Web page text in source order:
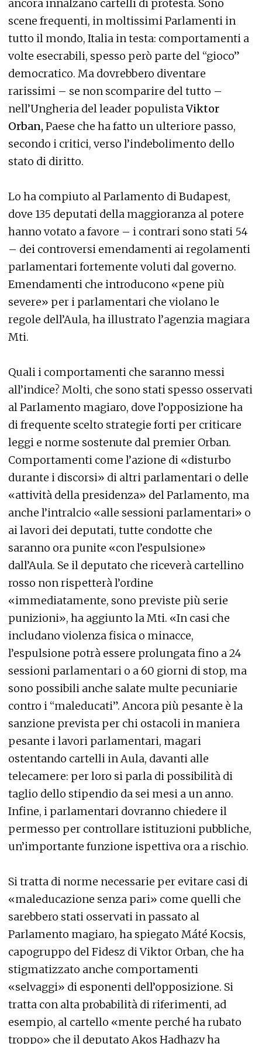
ancora innalzano cartelli di protesta. Sono
scene frequenti, in moltissimi Parlamenti in
tutto il mondo, Italia in testa: comportamenti a
volte esecrabili, spesso però parte del “gioco”
democratico. Ma dovrebbero diventare
rarissimi – se non scomparire del tutto –
nell’Ungheria del leader populistaViktor
Orban, Paese che ha fatto un ulteriore passo,
secondo i critici, verso l’indebolimento dello
stato di diritto.
Lo ha compiuto al Parlamento di Budapest,
dove 135 deputati della maggioranza al potere
hanno votato a favore – i contrari sono stati 54
– dei controversi emendamenti ai regolamenti
parlamentari fortemente voluti dal governo.
Emendamenti che introducono «pene più
severe» per i parlamentari che violano le
regole dell’Aula, ha illustrato l’agenzia magiara
Mti.
Quali i comportamenti che saranno messi
all’indice? Molti, che sono stati spesso osservati
al Parlamento magiaro, dove l’opposizione ha
di frequente scelto strategie forti per criticare
leggi e norme sostenute dal premier Orban.
Comportamenti come l’azione di «disturbo
durante i discorsi» di altri parlamentari o delle
«attività della presidenza» del Parlamento, ma
anche l’intralcio «alle sessioni parlamentari» o
ai lavori dei deputati, tutte condotte che
saranno ora punite «con l’espulsione»
dall’Aula. Se il deputato che riceverà cartellino
rosso non rispetterà l’ordine
«immediatamente, sono previste più serie
punizioni», ha aggiunto la Mti. «In casi che
includano violenza fisica o minacce,
l’espulsione potrà essere prolungata fino a 24
sessioni parlamentari o a 60 giorni di stop, ma
sono possibili anche salate multe pecuniarie
contro i “maleducati”. Ancora più pesante è la
sanzione prevista per chi ostacoli in maniera
pesante i lavori parlamentari, magari
ostentando cartelli in Aula, davanti alle
telecamere: per loro si parla di possibilità di
taglio dello stipendio da sei mesi a un anno.
Infine, i parlamentari dovranno chiedere il
permesso per controllare istituzioni pubbliche,
un’importante funzione ispettiva ora a rischio.
Si tratta di norme necessarie per evitare casi di
«maleducazione senza pari» come quelli che
sarebbero stati osservati in passato al
Parlamento magiaro, ha spiegato Máté Kocsis,
capogruppo del Fidesz di Viktor Orban, che ha
stigmatizzato anche comportamenti
«selvaggi» di esponenti dell’opposizione. Si
tratta con alta probabilità di riferimenti, ad
esempio, al cartello «mente perché ha rubato
troppo» che il deputato Akos Hadhazy ha